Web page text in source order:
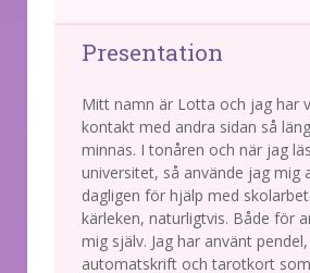
Presentation
Mitt namn är Lotta och jag har
kontakt med andra sidan så
minnas. I tonåren och när jag
universitet, så använde jag mig
dagligen för hjälp med
kärleken, naturligtvis. Både för
mig själv. Jag har använt pendel,
automatskrift och tarotkort